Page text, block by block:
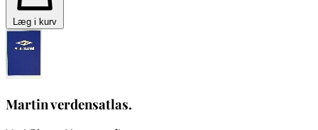
Læg i kurv
Martin verdensatlas.